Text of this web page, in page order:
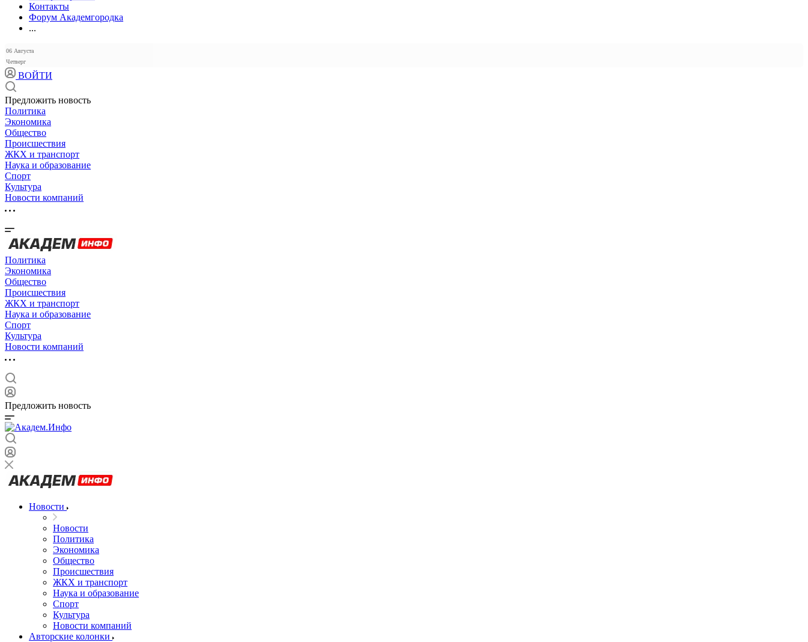
Контакты
Форум Академгородка
...
06 Августа
Четверг
ВОЙТИ
Предложить новость
Политика
Экономика
Общество
Происшествия
ЖКХ и транспорт
Наука и образование
Спорт
Культура
Новости компаний
Политика
Экономика
Общество
Происшествия
ЖКХ и транспорт
Наука и образование
Спорт
Культура
Новости компаний
Предложить новость
Новости
Новости
Политика
Экономика
Общество
Происшествия
ЖКХ и транспорт
Наука и образование
Спорт
Культура
Новости компаний
Авторские колонки